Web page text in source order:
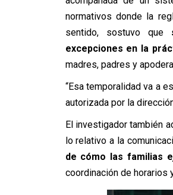
normativos donde la
sentido, sostuvo que
excepciones en la
madres, padres y
“Esa temporalidad va a
autorizada por la
El investigador también
lo relativo a la
de cómo las familias
coordinación de horarios